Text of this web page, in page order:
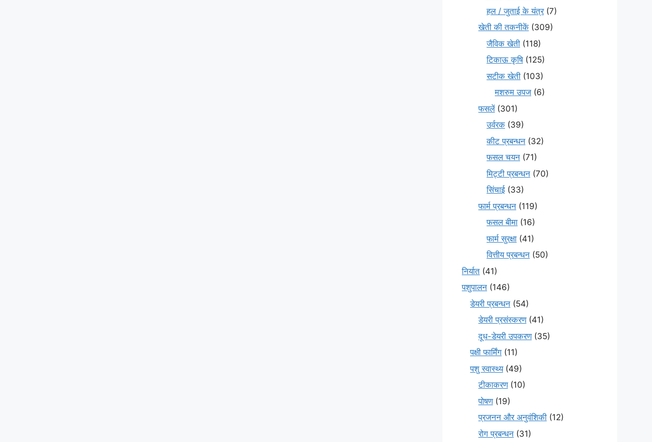
हल / जुताई के यंत्र(7)
खेती की तकनीकें (309)
जैविक खेती (118)
टिकाऊ कृषि(125)
सटीक खेती (103)
मशरुम उपज (6)
फसलें(301)
उर्वरक (39)
कीट प्रबन्धन (32)
फसल चयन (71)
मि‌ट्टी प्रबन्धन (70)
सिंचाई (33)
फार्म प्रबन्धन (119)
फसल बीमा (16)
फार्म सुरक्षा (41)
वित्तीय प्रबन्धन (50)
निर्यात (41)
पशुपालन (146)
डेयरी प्रबन्धन (54)
डेयरी प्रसंस्करण(41)
दूध-डेयरी उपकरण(35)
पक्षी फार्मिंग (11)
पशु स्वास्थ्य(49)
टीकाकरण(10)
पोषण(19)
प्रजनन और अनुवंशिकी (12)
रोग प्रबन्धन (31)